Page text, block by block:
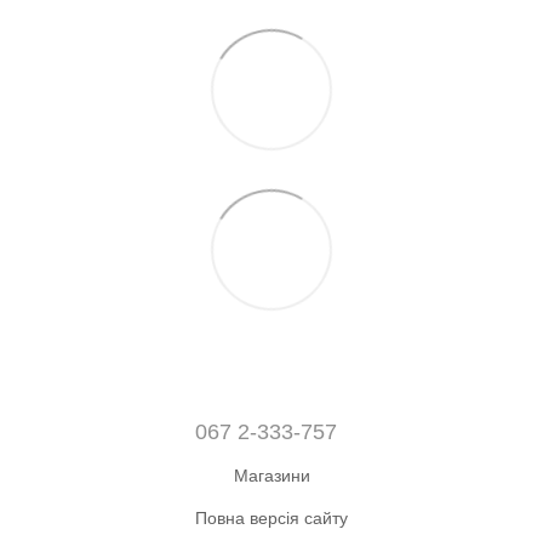
067 2-333-757
Магазини
Повна версія сайту